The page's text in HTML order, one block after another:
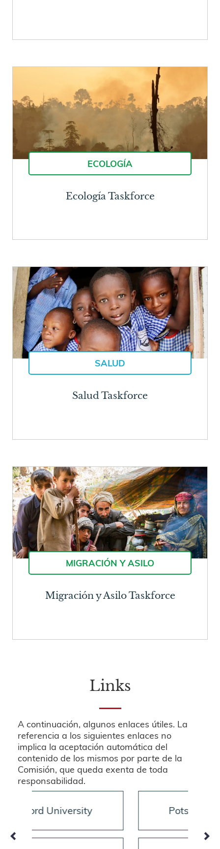
ECOLOGÍA
Ecología Taskforce
SALUD
Salud Taskforce
MIGRACIÓN Y ASILO
Migración y Asilo Taskforce
Links
A continuación, algunos enlaces útiles. La
referencia a los siguientes enlaces no
implica la aceptación automática del
contenido de los mismos por parte de la
Comisión, que queda exenta de toda
responsabilidad.
Potsdam Institute